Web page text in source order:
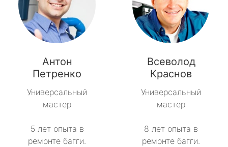
Антон
Петренко
Универсальный
мастер
5 лет опыта в
ремонте багги.
Всеволод
Краснов
Универсальный
мастер
8 лет опыта в
ремонте багги.